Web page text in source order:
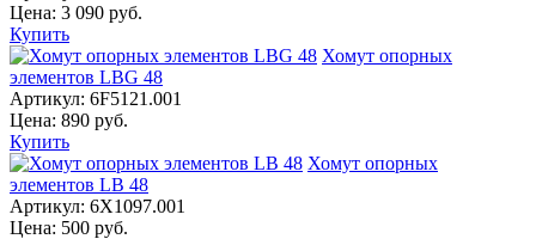
Цена: 3 090 руб.
Купить
Хомут опорных
элементов LBG 48
Артикул: 6F5121.001
Цена: 890 руб.
Купить
Хомут опорных
элементов LB 48
Артикул: 6X1097.001
Цена: 500 руб.